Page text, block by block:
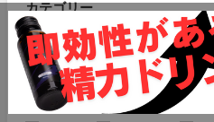
カテゴリー
タグ
ツルニンジン 真珠